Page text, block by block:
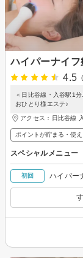
ハイパーナイ
4.5
＜日比谷線・入谷駅1
おひとり様エステ♪
アクセス：日比谷線
ポイントが貯まる・使え
スペシャルメニュー
初回 ハイパー